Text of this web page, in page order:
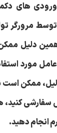
های
مرورگر
دلیل
مورد
ممکن است
کنید،
انجام دهید.